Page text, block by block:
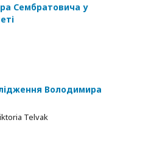
Сембратовича у
Володимира
Telvak